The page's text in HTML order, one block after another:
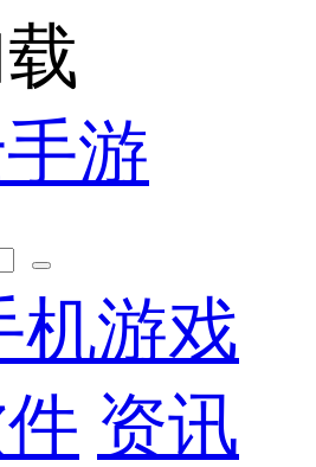
机游戏
资讯